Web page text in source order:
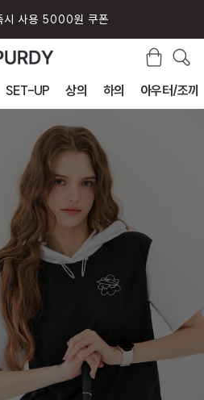
시 사용 5000원 쿠폰
SET-UP 상의 하의 아우터/조끼